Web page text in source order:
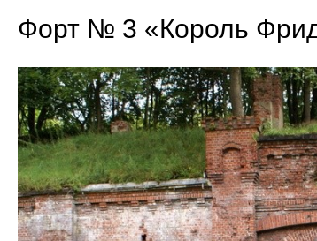
Форт № 3 «Король